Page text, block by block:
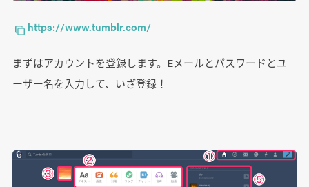
https://www.tumblr.com/
まずはアカウントを登録します。Eメールとパスワードとユ
ーザー名を入力して、いざ登録！